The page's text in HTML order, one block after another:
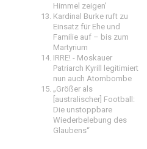
Himmel zeigen'
Kardinal Burke ruft zu
Einsatz für Ehe und
Familie auf – bis zum
Martyrium
IRRE! - Moskauer
Patriarch Kyrill legitimiert
nun auch Atombombe
„Größer als
[australischer] Football:
Die unstoppbare
Wiederbelebung des
Glaubens“